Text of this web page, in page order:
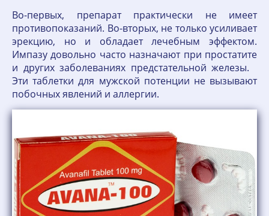
Во-первых, препарат практически не имеет
противопоказаний. Во-вторых, не только усиливает
эрекцию, но и обладает лечебным эффектом.
Импазу довольно часто назначают при простатите
и других заболеваниях предстательной железы.
Эти таблетки для мужской потенции не вызывают
побочных явлений и аллергии.